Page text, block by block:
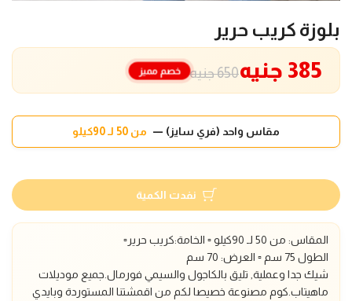
بلوزة كريب حرير
650 جنيه 385 جنيه خصم مميز
مقاس واحد (فري سايز) — من 50 لـ 90كيلو
نفدت الكمية
المقاس: من 50 لـ 90كيلو ▫️ الخامة:كريب حرير▫️
الطول 75 سم
▫️ العرض: 70 سم
شيك جدا وعملية, تليق بالكاجول والسيمي فورمال. جميع موديلات
ماهيتاب.كوم مصنوعة خصيصا لكم من اقمشتنا المستوردة وبايدي